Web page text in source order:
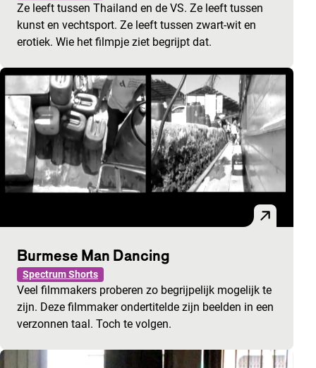
Ze leeft tussen Thailand en de VS. Ze leeft tussen
kunst en vechtsport. Ze leeft tussen zwart-wit en
erotiek. Wie het filmpje ziet begrijpt dat.
Burmese Man Dancing
Spectrum Shorts
Veel filmmakers proberen zo begrijpelijk mogelijk te
zijn. Deze filmmaker ondertitelde zijn beelden in een
verzonnen taal. Toch te volgen.